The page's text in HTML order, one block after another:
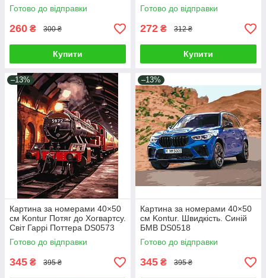
Готово до відправки
260 ₴ 300 ₴
Купити
Готово до відправки
272 ₴ 312 ₴
Купити
–13%
Картина за номерами 40×50
см Kontur Потяг до Хогвартсу.
Світ Гаррі Поттера DS0573
Готово до відправки
345 ₴ 395 ₴
–13%
Картина за номерами 40×50
см Kontur. Швидкість. Синій
БМВ DS0518
Готово до відправки
345 ₴ 395 ₴